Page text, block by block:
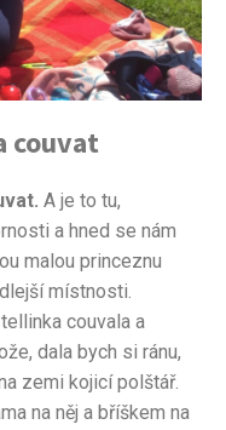
couvat
A je to tu,
a hned se nám
malou princeznu
místnosti.
couvala a
dala bych si ránu,
zemi kojicí polštář.
na něj a bříškem na